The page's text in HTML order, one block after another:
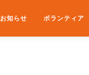
お知らせ ボランティア